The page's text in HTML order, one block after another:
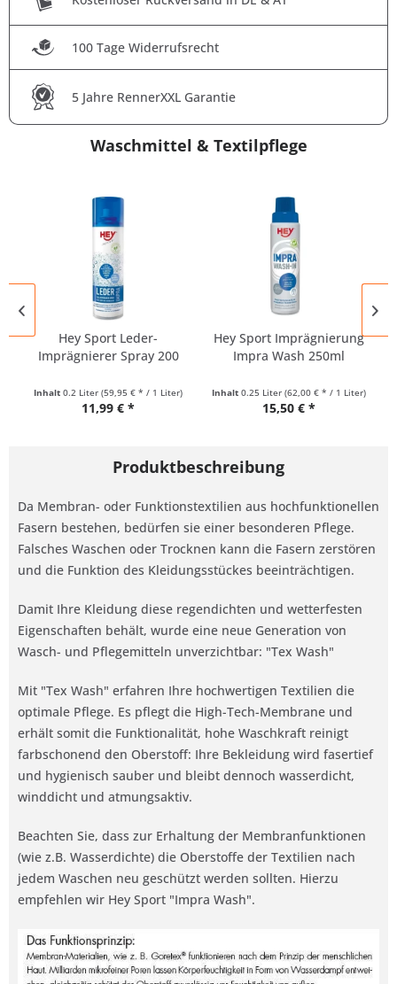
100 Tage Widerrufsrecht
5 Jahre RennerXXL Garantie
Waschmittel & Textilpflege
Hey Sport Leder-
Imprägnierer Spray 200
Inhalt 0.2 Liter (59,95 € * / 1 Liter)
11,99 € *
Hey Sport Imprägnierung
Impra Wash 250ml
Inhalt 0.25 Liter (62,00 € * / 1 Liter)
15,50 € *
Produktbeschreibung
Da Membran- oder Funktionstextilien aus hochfunktionellen
Fasern bestehen, bedürfen sie einer besonderen Pflege.
Falsches Waschen oder Trocknen kann die Fasern zerstören
und die Funktion des Kleidungsstückes beeinträchtigen.
Damit Ihre Kleidung diese regendichten und wetterfesten
Eigenschaften behält, wurde eine neue Generation von
Wasch- und Pflegemitteln unverzichtbar: "Tex Wash"
Mit "Tex Wash" erfahren Ihre hochwertigen Textilien die
optimale Pflege. Es pflegt die High-Tech-Membrane und
erhält somit die Funktionalität, hohe Waschkraft reinigt
farbschonend den Oberstoff: Ihre Bekleidung wird fasertief
und hygienisch sauber und bleibt dennoch wasserdicht,
winddicht und atmungsaktiv.
Beachten Sie, dass zur Erhaltung der Membranfunktionen
(wie z.B. Wasserdichte) die Oberstoffe der Textilien nach
jedem Waschen neu geschützt werden sollten. Hierzu
empfehlen wir Hey Sport "Impra Wash".